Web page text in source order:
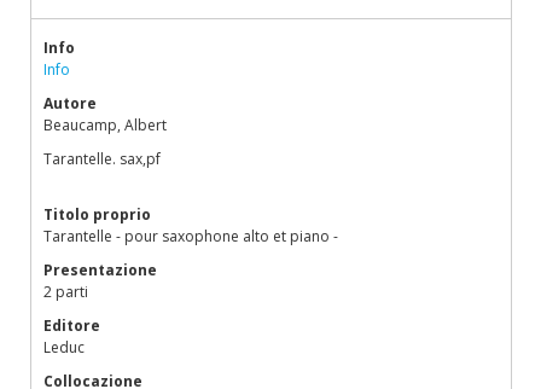
Info
Info
Autore
Beaucamp, Albert
Tarantelle. sax,pf
Titolo proprio
Tarantelle - pour saxophone alto et piano -
Presentazione
2 parti
Editore
Leduc
Collocazione